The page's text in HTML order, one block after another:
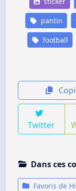
pantin
football
Twitter
Dans ces
Favoris de